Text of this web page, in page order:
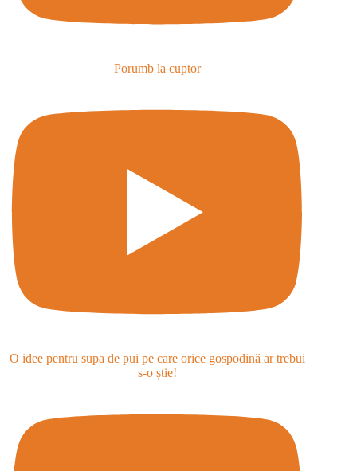
Porumb la cuptor
O idee pentru supa de pui pe care orice gospodină ar trebui
s-o știe!